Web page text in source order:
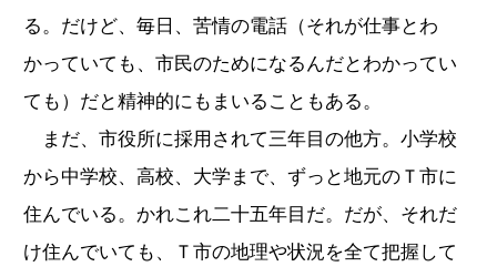
る。だけど、毎日、苦情の電話（それが仕事とわ
かっていても、市民のためになるんだとわかってい
ても）だと精神的にもまいることもある。
まだ、市役所に採用されて三年目の他方。小学校
から中学校、高校、大学まで、ずっと地元のＴ市に
住んでいる。かれこれ二十五年目だ。だが、それだ
け住んでいても、Ｔ市の地理や状況を全て把握して